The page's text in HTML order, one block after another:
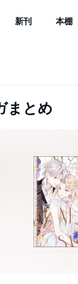
新刊 本棚
まとめ